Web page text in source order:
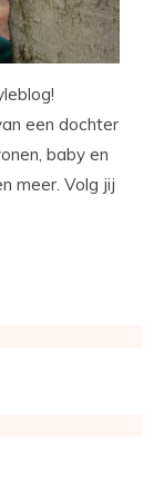
een dochter
baby en
meer. Volg jij